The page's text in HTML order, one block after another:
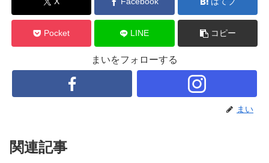
Pocket LINE コピー
まいをフォローする
まい
関連記事